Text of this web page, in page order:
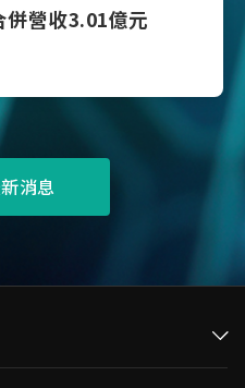
營收3.01億元
消息